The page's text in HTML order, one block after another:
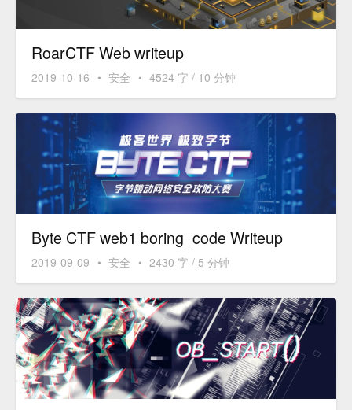
RoarCTF Web writeup
2019-10-16 • 安全 • 4524 字 / 10 分钟
Byte CTF web1 boring_code Writeup
2019-09-09 • 安全 • 2430 字 / 5 分钟